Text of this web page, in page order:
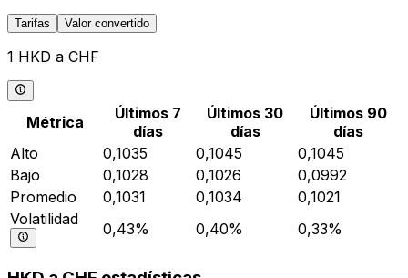
Tarifas Valor convertido
1 HKD a CHF
Métrica
Últimos 7
días
Últimos 30
días
Últimos 90
días
Alto
0,1035 0,1045
0,1045
Bajo
0,1028 0,1026
0,0992
Promedio
0,1031 0,1034
0,1021
Volatilidad
0,43% 0,40% 0,33%